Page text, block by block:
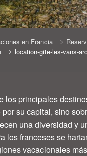
en Francia
location-gite-les-vans-
los principales
su capital, sino
una diversidad y
los franceses se
vacacionales